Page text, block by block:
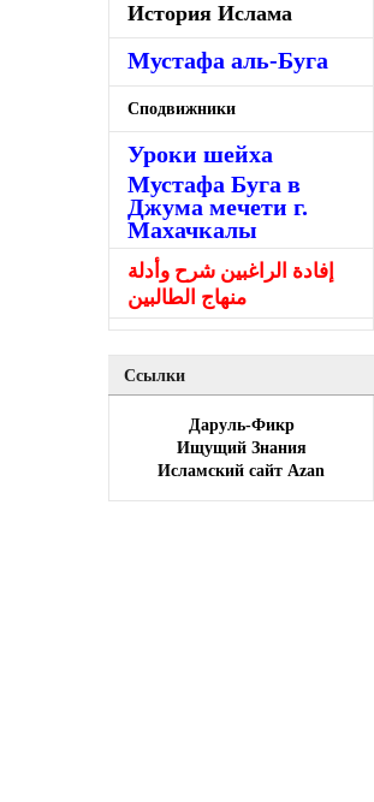
История Ислама
Мустафа аль-Буга
Сподвижники
Уроки шейха
Мустафа Буга в
Джума мечети г.
Махачкалы
إفادة الراغبين شرح وأدلة
منهاج الطالبين
Ссылки
Даруль-Фикр
Ищущий Знания
Исламский сайт Azan